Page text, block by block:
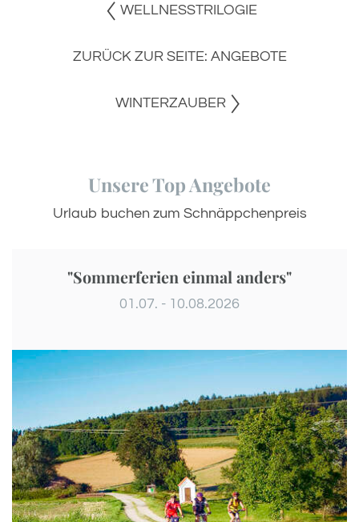
WELLNESSTRILOGIE
ZURÜCK ZUR SEITE: ANGEBOTE
WINTERZAUBER
Unsere Top Angebote
Urlaub buchen zum Schnäppchenpreis
"Sommerferien einmal anders"
01.07. - 10.08.2026